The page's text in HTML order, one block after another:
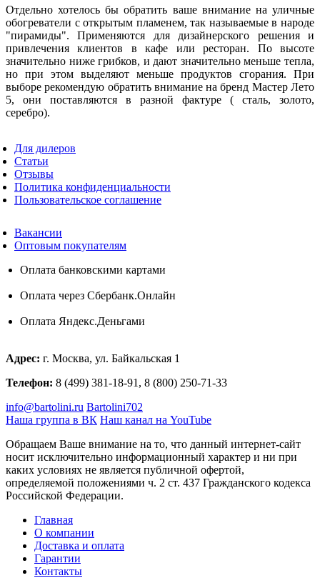
Отдельно хотелось бы обратить ваше внимание на уличные
обогреватели с открытым пламенем, так называемые в народе
"пирамиды". Применяются для дизайнерского решения и
привлечения клиентов в кафе или ресторан. По высоте
значительно ниже грибков, и дают значительно меньше тепла,
но при этом выделяют меньше продуктов сгорания. При
выборе рекомендую обратить внимание на бренд Мастер Лето
5, они поставляются в разной фактуре ( сталь, золото,
серебро).
Для дилеров
Статьи
Отзывы
Политика конфиденциальности
Пользовательское соглашение
Вакансии
Оптовым покупателям
Оплата банковскими картами
Оплата через Сбербанк.Онлайн
Оплата Яндекс.Деньгами
Адрес: г. Москва, ул. Байкальская 1
Телефон: 8 (499) 381-18-91, 8 (800) 250-71-33
info@bartolini.ru Bartolini702
Наша группа в ВК Наш канал на YouTube
Обращаем Ваше внимание на то, что данный интернет-сайт
носит исключительно информационный характер и ни при
каких условиях не является публичной офертой,
определяемой положениями ч. 2 ст. 437 Гражданского кодекса
Российской Федерации.
Главная
О компании
Доставка и оплата
Гарантии
Контакты